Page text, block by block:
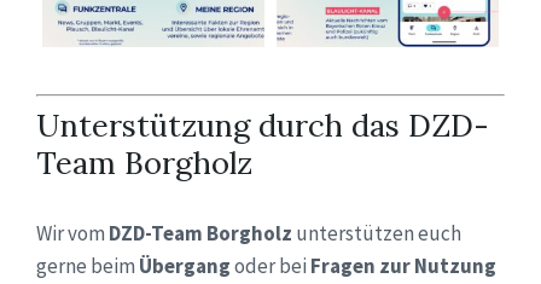
Unterstützung durch das DZD-
Team Borgholz
Wir vom DZD-Team Borgholz unterstützen euch
gerne beim Übergangoder bei Fragen zur Nutzung